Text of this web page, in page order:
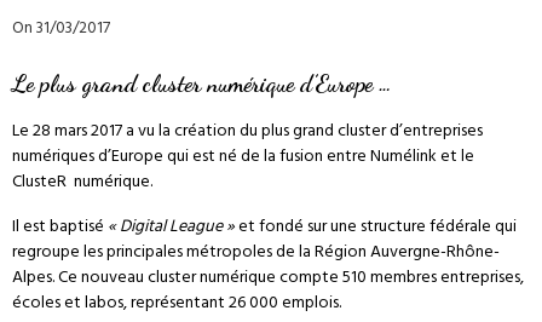
On 31/03/2017
Le plus grand cluster numérique d’Europe …
Le 28 mars 2017 a vu la création du plus grand cluster d’entreprises
numériques d’Europe qui est né de la fusion entre Numélink et le
ClusteR numérique.
Il est baptisé« Digital League »et fondé sur une structure fédérale qui
regroupe les principales métropoles de la Région Auvergne-Rhône-
Alpes. Ce nouveau cluster numérique compte 510 membres entreprises,
écoles et labos, représentant 26 000 emplois.